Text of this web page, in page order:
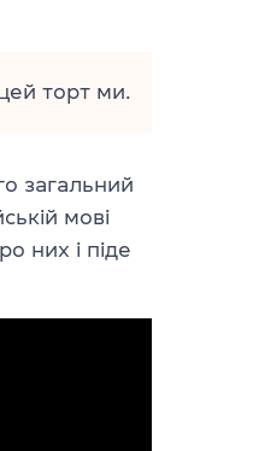
торт ми.
загальний
мові
них і піде